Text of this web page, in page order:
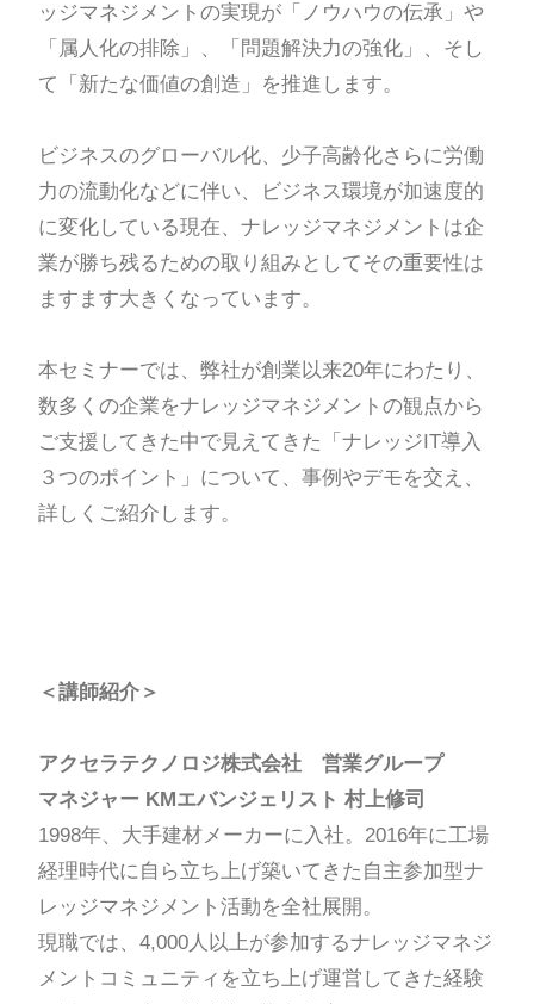
ッジマネジメントの実現が「ノウハウの伝承」や
「属人化の排除」、「問題解決力の強化」、そし
て「新たな価値の創造」を推進します。
ビジネスのグローバル化、少子高齢化さらに労働
力の流動化などに伴い、ビジネス環境が加速度的
に変化している現在、ナレッジマネジメントは企
業が勝ち残るための取り組みとしてその重要性は
ますます大きくなっています。
本セミナーでは、弊社が創業以来20年にわたり、
数多くの企業をナレッジマネジメントの観点から
ご支援してきた中で見えてきた「ナレッジIT導入
３つのポイント」について、事例やデモを交え、
詳しくご紹介します。
＜講師紹介＞
アクセラテクノロジ株式会社 営業グループ
マネジャー KMエバンジェリスト 村上修司
1998年、大手建材メーカーに入社。2016年に工場
経理時代に自ら立ち上げ築いてきた自主参加型ナ
レッジマネジメント活動を全社展開。
現職では、4,000人以上が参加するナレッジマネジ
メントコミュニティを立ち上げ運営してきた経験